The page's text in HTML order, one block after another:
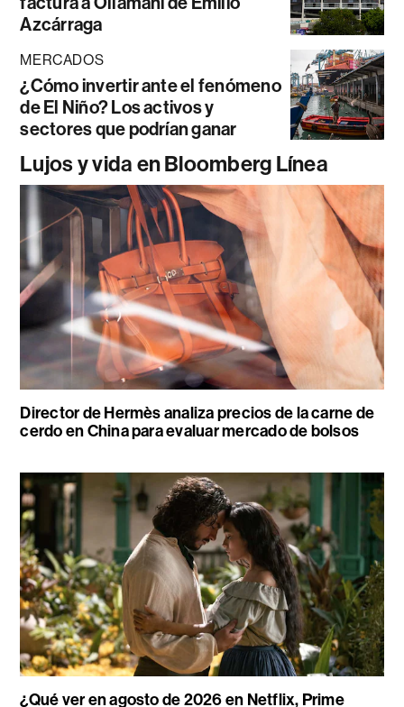
Azcárraga
MERCADOS
¿Cómo invertir ante el fenómeno
de El Niño? Los activos y
sectores que podrían ganar
Lujos y vida en Bloomberg Línea
Director de Hermès analiza precios de la carne de
cerdo en China para evaluar mercado de bolsos
¿Qué ver en agosto de 2026 en Netflix, Prime